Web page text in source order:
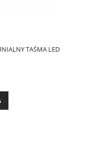
TAŚMA LED